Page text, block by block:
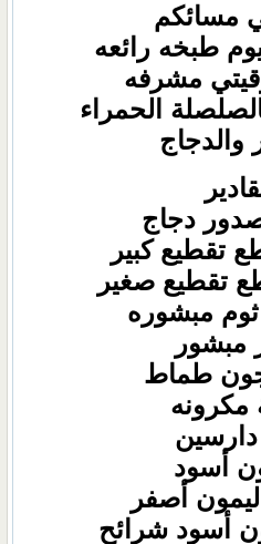
مسائكم
طبخه رائعه
مشرفه
الحمراء
والدجاج
طماط
دارسين